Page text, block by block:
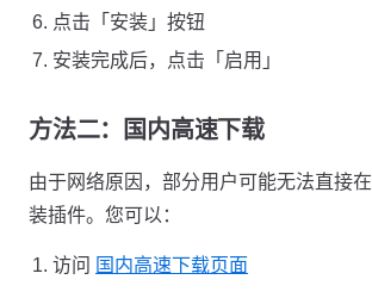
点击「安装」按钮
安装完成后，点击「启用」
方法二：国内高速下载
由于网络原因，部分用户可能无法直接
装插件。您可以：
访问 国内高速下载页面